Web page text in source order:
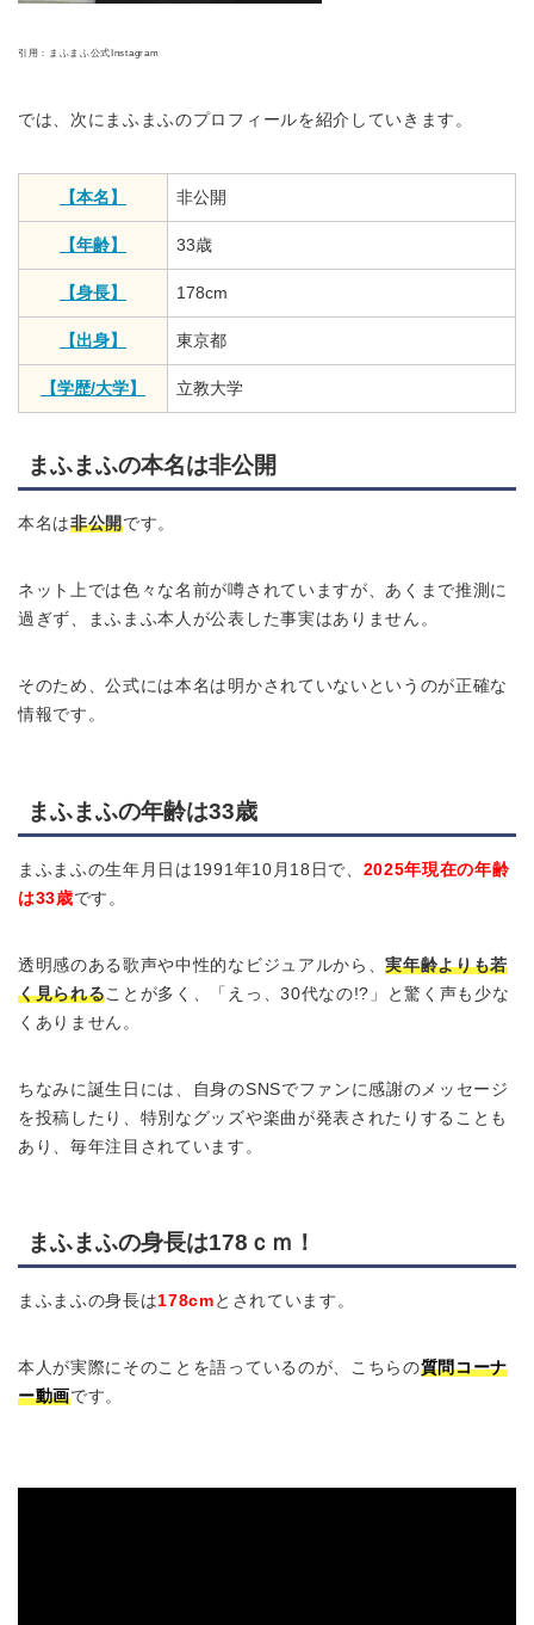
引用：まふまふ公式Instagram
では、次にまふまふのプロフィールを紹介していきます。
【本名】 非公開
【年齢】 33歳
【身長】 178cm
【出身】 東京都
【学歴/大学】 立教大学
まふまふの本名は非公開
本名は非公開です。
ネット上では色々な名前が噂されていますが、あくまで推測に
過ぎず、まふまふ本人が公表した事実はありません。
そのため、公式には本名は明かされていないというのが正確な
情報です。
まふまふの年齢は33歳
まふまふの生年月日は1991年10月18日で、 2025年現在の年齢
は33歳です。
透明感のある歌声や中性的なビジュアルから、実年齢よりも若
く見られることが多く、「えっ、30代なの!?」と驚く声も少な
くありません。
ちなみに誕生日には、自身のSNSでファンに感謝のメッセージ
を投稿したり、特別なグッズや楽曲が発表されたりすることも
あり、毎年注目されています。
まふまふの身長は178ｃｍ！
まふまふの身長は178cm とされています。
本人が実際にそのことを語っているのが、こちらの質問コーナ
ー動画です。